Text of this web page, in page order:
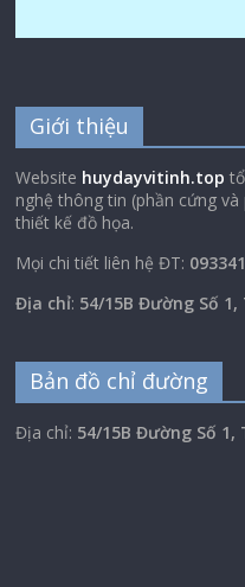
Giới thiệu
Website huydayvitinh.top
nghệ thông tin (phần cứng
thiết kế đồ họa.
Mọi chi tiết liên hệ ĐT:
Địa chỉ: 54/15B Đường Số
Bản đồ chỉ đường
Địa chỉ: 54/15B Đường Số 1,